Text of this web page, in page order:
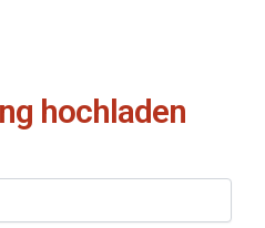
hochladen